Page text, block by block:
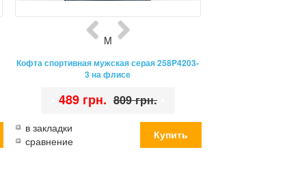
M
Кофта спортивная мужская серая 258P4203-
3 на флисе
489 грн. 809 грн.
в закладки
сравнение